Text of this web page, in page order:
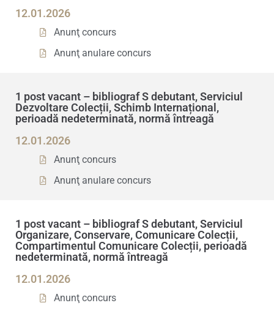
12.01.2026
Anunţ concurs
Anunţ anulare concurs
1 post vacant – bibliograf S debutant, Serviciul
Dezvoltare Colecții, Schimb Internațional,
perioadă nedeterminată, normă întreagă
12.01.2026
Anunţ concurs
Anunţ anulare concurs
1 post vacant – bibliograf S debutant, Serviciul
Organizare, Conservare, Comunicare Colecții,
Compartimentul Comunicare Colecții, perioadă
nedeterminată, normă întreagă
12.01.2026
Anunţ concurs